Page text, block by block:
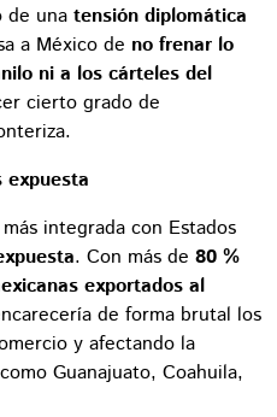
de una tensión diplomática
a México de no frenar lo
ni a los cárteles del
cierto grado de
integrada con Estados
. Con más de 80 %
exportados al
de forma brutal los
y afectando la
Guanajuato, Coahuila,